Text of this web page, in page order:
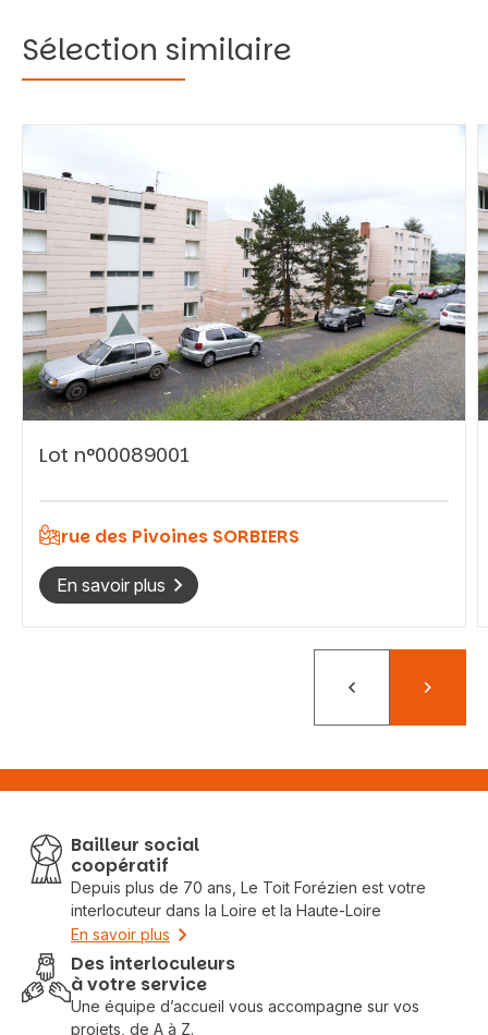
Vous recherchez&nbsp;:
Rechercher
Sélection similaire
Lot n°00089001
rue des Pivoines SORBIERS
En savoir plus
PrécédentSuivant
Bailleur social
coopératif
Depuis plus de 70 ans, Le Toit Forézien est votre
interlocuteur dans la Loire et la Haute-Loire
En savoir plus
Des interloculeurs
à votre service
Une équipe d’accueil vous accompagne sur vos
projets, de A à Z.